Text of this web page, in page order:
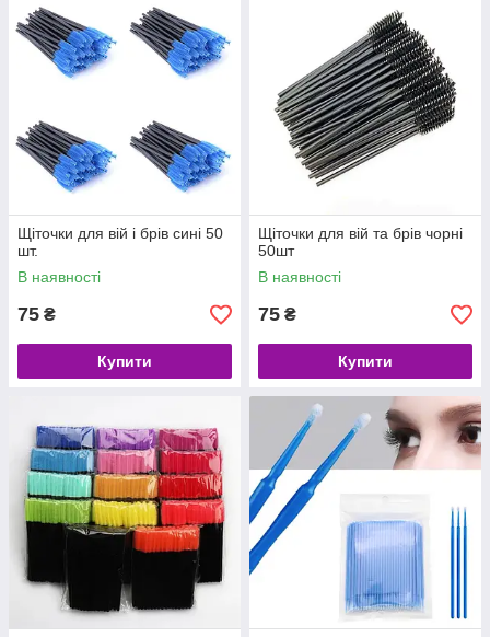
Щіточки для вій і брів сині 50
шт.
В наявності
75 ₴
Купити
Щіточки для вій та брів чорні
50шт
В наявності
75 ₴
Купити